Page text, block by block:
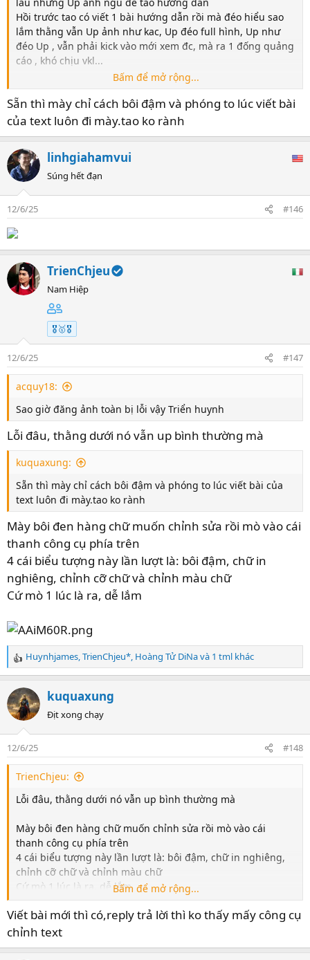
Trần Hà Linh mở livestream khoe dáng nuột PHE18
Watch video: Trần Hà Linh mở livestream khoe dáng
nuột PHE18
@vailonthat mày ghim bài này lên đầu cho chúng nó đọc.
Chứ nhiều thằng Up ảnh làm tao ức chế bỏ mei
Hồi trước tao có viết 1 bài hướng dẫn rồi mà đéo hiểu sao
lắm thằng vẫn Up ảnh như kac, Up đéo full hình, Up như
đéo Up , vẫn phải kick vào mới xem đc, mà ra 1 đống quảng
cáo , khó chịu vkl...
Để Up ảnh có nhiều web nhưng tao ưu tiênanh.moe
Trang này Up được cả ảnh lẫn video, ngoài ra thì những
member xàm ở nước ngoài vẫn có thể xem đc mà ko bị
chặn
1-Vào anh.moe
2-Chọn Upload, sau đó vào thư mục chọn ảnh cần Up rồi ấn
Open... nhớ là có thể chọn nhiều ảnh cùng lúc nhé
3- Ấn vào Upload, chờ file đc tải lên hoàn tất
Đừng copy link rồi pase lên xàm vội, chúng mày vào phần
mã nhúng, chọn nhúng diễn đàn để ảnh đc Up full kích cỡ
Nhiều thằng đéo chọn cái này, Up lên như đéo Up làm tao
cực kỳ khó chịu
Bấm để mở rộng...
Sẵn thì mày chỉ cách bôi đậm và phóng to lúc viết bài
của text luôn đi mày.tao ko rành
linhgiahamvui
Súng hết đạn
12/6/25 #146
TrienChjeu
Nam Hiệp
🎖️🥇🎖️
12/6/25 #147
acquy18:
Sao giờ đăng ảnh toàn bị lỗi vậy Triển huynh
Lỗi đâu, thằng dưới nó vẫn up bình thường mà
kuquaxung:
Sẵn thì mày chỉ cách bôi đậm và phóng to lúc viết bài của
text luôn đi mày.tao ko rành
Mày bôi đen hàng chữ muốn chỉnh sửa rồi mò vào cái
thanh công cụ phía trên
4 cái biểu tượng này lần lượt là: bôi đậm, chữ in
nghiêng, chỉnh cỡ chữ và chỉnh màu chữ
Cứ mò 1 lúc là ra, dễ lắm
R
e
a
c
t
n
s
Huynhjames,TrienChjeu*, Hoàng Tử DiNavà 1 tml khác
kuquaxung
Địt xong chạy
12/6/25 #148
TrienChjeu:
Lỗi đâu, thằng dưới nó vẫn up bình thường mà
Mày bôi đen hàng chữ muốn chỉnh sửa rồi mò vào cái
thanh công cụ phía trên
4 cái biểu tượng này lần lượt là: bôi đậm, chữ in nghiêng,
chỉnh cỡ chữ và chỉnh màu chữ
Cứ mò 1 lúc là ra, dễ lắmBấm để mở rộng...
Viết bài mới thì có,reply trả lời thì ko thấy mấy công cụ
chỉnh text